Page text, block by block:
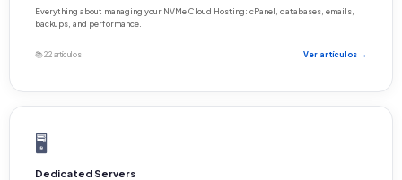
Everything about managing your NVMe Cloud Hosting: cPanel, databases, emails,
backups, and performance.
📚 22 artículos Ver artículos →
🖥️
Dedicated Servers